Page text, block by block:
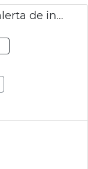
Agencia Espacial Europea y española seleccionan València para sistema de alerta de inundaciones